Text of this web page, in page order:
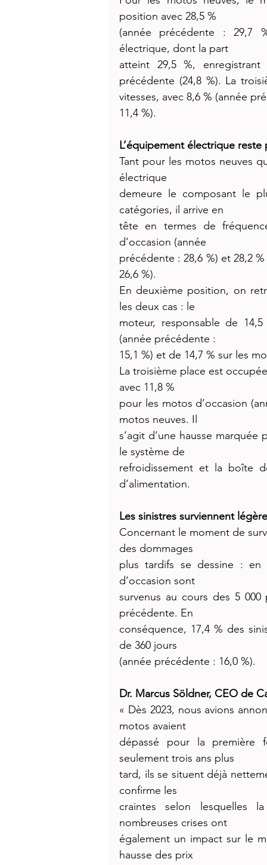
position avec 28,5 %
(année précédente : 29,7
électrique, dont la part
atteint 29,5 %,
précédente (24,8 %). La
vitesses, avec 8,6 % (année
11,4 %).
L’équipement électrique
Tant pour les motos neuves
électrique
demeure le composant le
catégories, il arrive en
tête en termes de
d’occasion (année
précédente : 28,6 %) et 28,2
26,6 %).
En deuxième position, on
les deux cas : le
moteur, responsable de
(année précédente :
15,1 %) et de 14,7 % sur les
La troisième place est
avec 11,8 %
pour les motos d’occasion
motos neuves. Il
s’agit d’une hausse
le système de
refroidissement et la boîte
d’alimentation.
Les sinistres surviennent
Concernant le moment de
des dommages
plus tardifs se dessine : en
d’occasion sont
survenus au cours des 5 000
précédente. En
conséquence, 17,4 % des
de 360 jours
(année précédente : 16,0 %).
Dr. Marcus Söldner, CEO de
« Dès 2023, nous avions
motos avaient
dépassé pour la première
seulement trois ans plus
tard, ils se situent déjà
confirme les
craintes selon lesquelles
nombreuses crises ont
également un impact sur le
hausse des prix